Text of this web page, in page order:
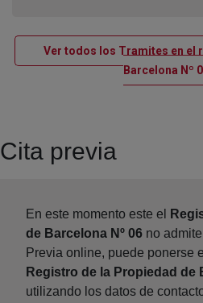
Ver todos los Tramites en el
Barcelona Nº
Cita previa
En este momento este el
de Barcelona Nº 06 no
Previa online, puede ponerse
Registro de la Propiedad de
utilizando los datos de